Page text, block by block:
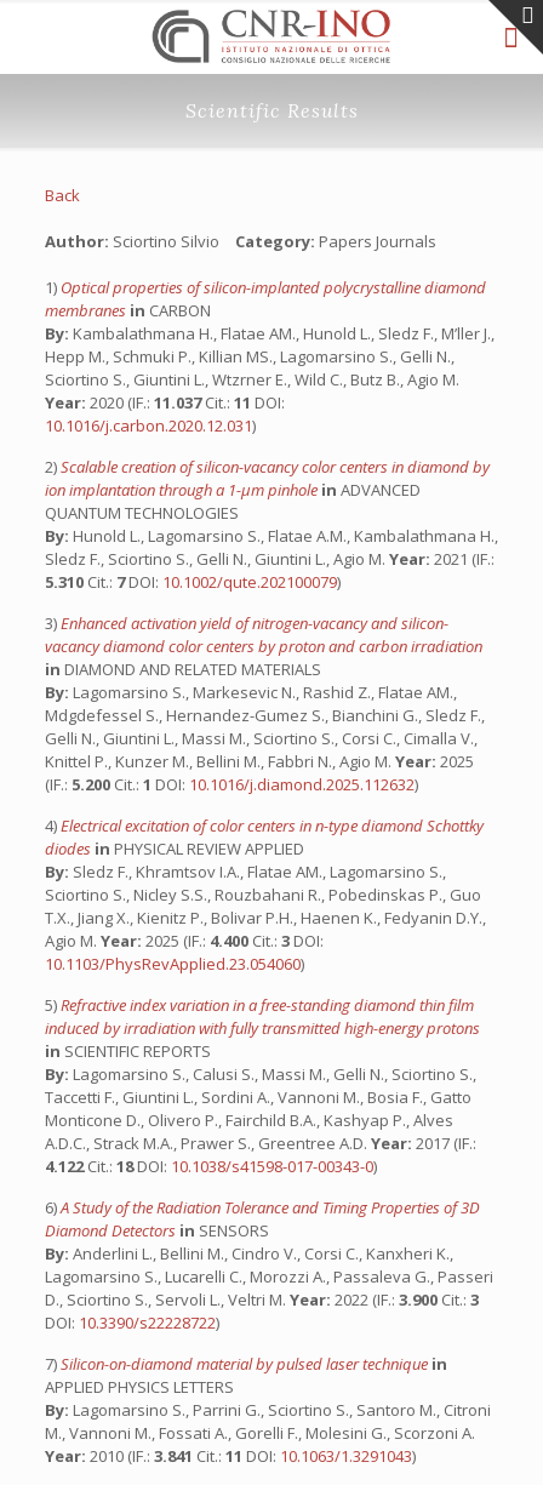
Scientific Results
Back
Author: Sciortino Silvio Category: Papers Journals
1) Optical properties of silicon-implanted polycrystalline diamond
membranes in CARBON
By: Kambalathmana H., Flatae AM., Hunold L., Sledz F., M’ller J.,
Hepp M., Schmuki P., Killian MS., Lagomarsino S., Gelli N.,
Sciortino S., Giuntini L., Wtzrner E., Wild C., Butz B., Agio M.
Year: 2020 (IF.: 11.037Cit.: 11 DOI:
10.1016/j.carbon.2020.12.031)
2)Scalable creation of silicon-vacancy color centers in diamond by
ion implantation through a 1-μm pinhole in ADVANCED
QUANTUM TECHNOLOGIES
By: Hunold L., Lagomarsino S., Flatae A.M., Kambalathmana H.,
Sledz F., Sciortino S., Gelli N., Giuntini L., Agio M. Year: 2021 (IF.:
5.310 Cit.: 7DOI: 10.1002/qute.202100079)
3)Enhanced activation yield of nitrogen-vacancy and silicon-
vacancy diamond color centers by proton and carbon irradiation
in DIAMOND AND RELATED MATERIALS
By: Lagomarsino S., Markesevic N., Rashid Z., Flatae AM.,
Mdgdefessel S., Hernandez-Gumez S., Bianchini G., Sledz F.,
Gelli N., Giuntini L., Massi M., Sciortino S., Corsi C., Cimalla V.,
Knittel P., Kunzer M., Bellini M., Fabbri N., Agio M. Year: 2025
(IF.: 5.200 Cit.: 1 DOI: 10.1016/j.diamond.2025.112632)
4)Electrical excitation of color centers in n-type diamond Schottky
diodes in PHYSICAL REVIEW APPLIED
By: Sledz F., Khramtsov I.A., Flatae AM., Lagomarsino S.,
Sciortino S., Nicley S.S., Rouzbahani R., Pobedinskas P., Guo
T.X., Jiang X., Kienitz P., Bolivar P.H., Haenen K., Fedyanin D.Y.,
Agio M. Year: 2025 (IF.: 4.400 Cit.: 3 DOI:
10.1103/PhysRevApplied.23.054060)
5)Refractive index variation in a free-standing diamond thin film
induced by irradiation with fully transmitted high-energy protons
in SCIENTIFIC REPORTS
By: Lagomarsino S., Calusi S., Massi M., Gelli N., Sciortino S.,
Taccetti F., Giuntini L., Sordini A., Vannoni M., Bosia F., Gatto
Monticone D., Olivero P., Fairchild B.A., Kashyap P., Alves
A.D.C., Strack M.A., Prawer S., Greentree A.D. Year: 2017 (IF.:
4.122Cit.: 18DOI: 10.1038/s41598-017-00343-0)
6)A Study of the Radiation Tolerance and Timing Properties of 3D
Diamond Detectors in SENSORS
By: Anderlini L., Bellini M., Cindro V., Corsi C., Kanxheri K.,
Lagomarsino S., Lucarelli C., Morozzi A., Passaleva G., Passeri
D., Sciortino S., Servoli L., Veltri M. Year: 2022 (IF.: 3.900 Cit.: 3
DOI: 10.3390/s22228722)
7)Silicon-on-diamond material by pulsed laser technique in
APPLIED PHYSICS LETTERS
By: Lagomarsino S., Parrini G., Sciortino S., Santoro M., Citroni
M., Vannoni M., Fossati A., Gorelli F., Molesini G., Scorzoni A.
Year: 2010 (IF.: 3.841 Cit.: 11 DOI: 10.1063/1.3291043)